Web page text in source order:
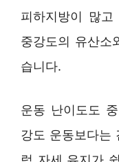
피하지방이 많
중강도의 유산소
습니다.
운동 난이도도
강도 운동보다는